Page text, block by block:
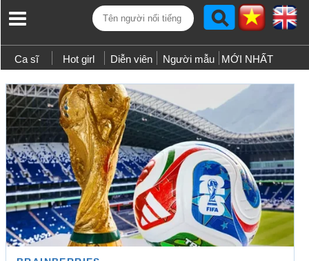
Ca sĩ Hot girl Diễn viên Người mẫu MỚI NHẤT